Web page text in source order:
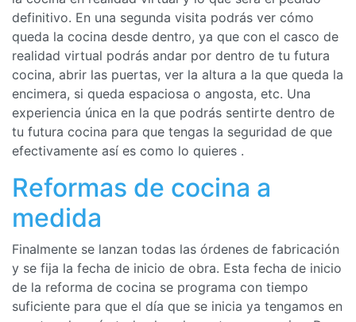
definitivo. En una segunda visita podrás ver cómo
queda la cocina desde dentro, ya que con el casco de
realidad virtual podrás andar por dentro de tu futura
cocina, abrir las puertas, ver la altura a la que queda la
encimera, si queda espaciosa o angosta, etc. Una
experiencia única en la que podrás sentirte dentro de
tu futura cocina para que tengas la seguridad de que
efectivamente así es como lo quieres .
Reformas de cocina a
medida
Finalmente se lanzan todas las órdenes de fabricación
y se fija la fecha de inicio de obra. Esta fecha de inicio
de la reforma de cocina se programa con tiempo
suficiente para que el día que se inicia ya tengamos en